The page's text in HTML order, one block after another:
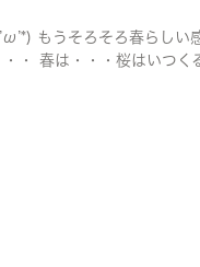
もうそろそろ春らし
・・ 春は・・・桜はいつ